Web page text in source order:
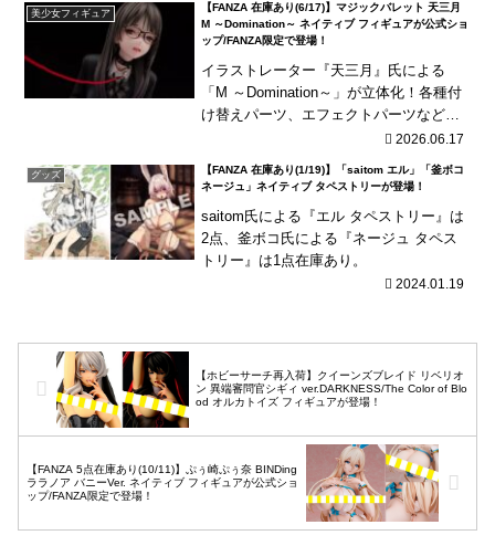
美少女フィギュア
【FANZA 在庫あり(6/17)】マジックバレット 天三月
M ～Domination～ ネイティブ フィギュアが公式ショ
ップ/FANZA限定で登場！
イラストレーター『天三月』氏による
「M ～Domination～」が立体化！各種付
け替えパーツ、エフェクトパーツなどが
2026.06.17
グッズ
【FANZA 在庫あり(1/19)】「saitom エル」「釜ボコ
ネージュ」ネイティブ タペストリーが登場！
saitom氏による『エル タペストリー』は
2点、釜ボコ氏による『ネージュ タペス
トリー』は1点在庫あり。
2024.01.19
【ホビーサーチ再入荷】クイーンズブレイド リベリオ
ン 異端審問官シギィ ver.DARKNESS/The Color of Blo
od オルカトイズ フィギュアが登場！
【FANZA 5点在庫あり(10/11)】ぷぅ崎ぷぅ奈 BINDing
ララノア バニーVer. ネイティブ フィギュアが公式ショ
ップ/FANZA限定で登場！